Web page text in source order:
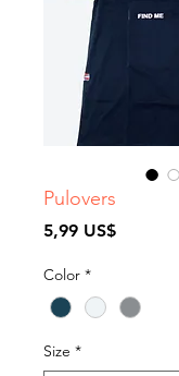
Pulovers
5,99 US$Precio
Color *
Size *